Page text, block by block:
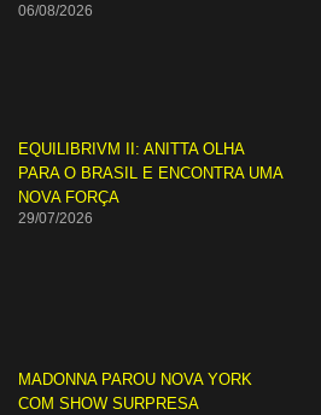
06/08/2026
EQUILIBRIVM II: ANITTA OLHA
PARA O BRASIL E ENCONTRA UMA
NOVA FORÇA
29/07/2026
MADONNA PAROU NOVA YORK
COM SHOW SURPRESA